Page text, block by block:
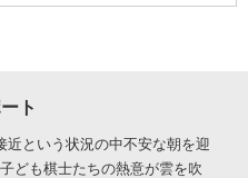
ト
近という状況の中不安な朝を迎
ども棋士たちの熱意が雲を吹